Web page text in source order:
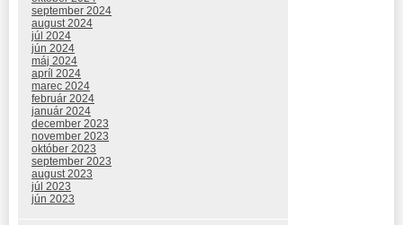
september 2024
august 2024
júl 2024
jún 2024
máj 2024
apríl 2024
marec 2024
február 2024
január 2024
december 2023
november 2023
október 2023
september 2023
august 2023
júl 2023
jún 2023